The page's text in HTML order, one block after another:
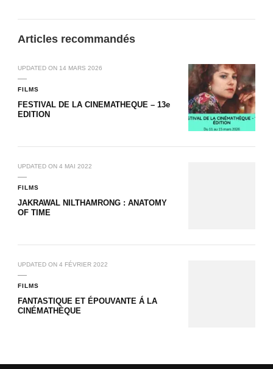
Articles recommandés
UPDATED ON 14 MARS 2026
FILMS
FESTIVAL DE LA CINEMATHEQUE – 13e
EDITION
UPDATED ON 4 MAI 2022
FILMS
JAKRAWAL NILTHAMRONG : ANATOMY
OF TIME
UPDATED ON 4 FÉVRIER 2022
FILMS
FANTASTIQUE ET ÉPOUVANTE Á LA
CINÉMATHÈQUE